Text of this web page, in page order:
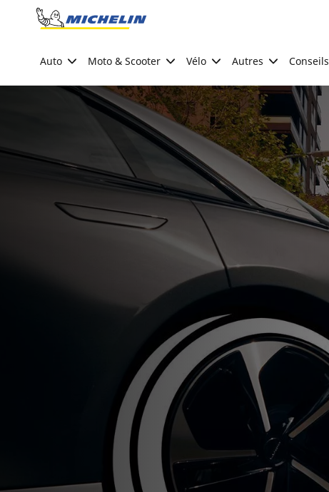
Go to page content
Auto Moto & Scooter Vélo Autres Conseils